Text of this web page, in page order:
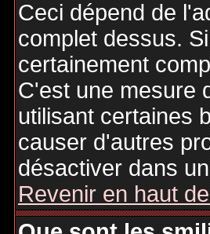
Ceci dépend de
complet dessus.
certainement
C'est une mesure
utilisant certaines
causer d'autres
désactiver dans
Revenir en haut